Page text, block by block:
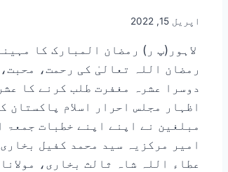
اپریل 15, 2022
لاہور(پ ر) رمضان المبارک کا
رمضان اللہ تعالیٰ کی رحمت،
دوسرا عشرہ مغفرت طلب کرنے کا
اظہار مجلس احرار اسلام
مبلغین نے اپنے اپنے خطبات جمعۃ
امیر مرکزیہ سید محمد کفیل
عطاء اللہ شاہ ثالث بخاری،